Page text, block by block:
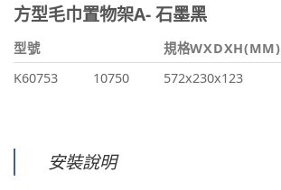
方型毛巾置物架A- 石墨黑
型號 規格WXDXH(MM)
K60753
10750 572x230x123
安裝說明